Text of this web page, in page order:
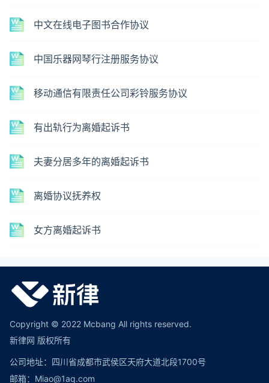
中文在线电子图书合作协议
中国乐器网琴行注册服务协议
移动通信有限责任公司彩铃服务协议
有出轨行为离婚起诉书
夫妻分居多年的离婚起诉书
离婚协议抚养权
女方离婚起诉书
Copyright © 2022 Mcbang All rights reserved.
新律网 版权所有
公司地址：四川省成都市武侯区天府大道北段1700号
邮箱：Miao@1aq.com